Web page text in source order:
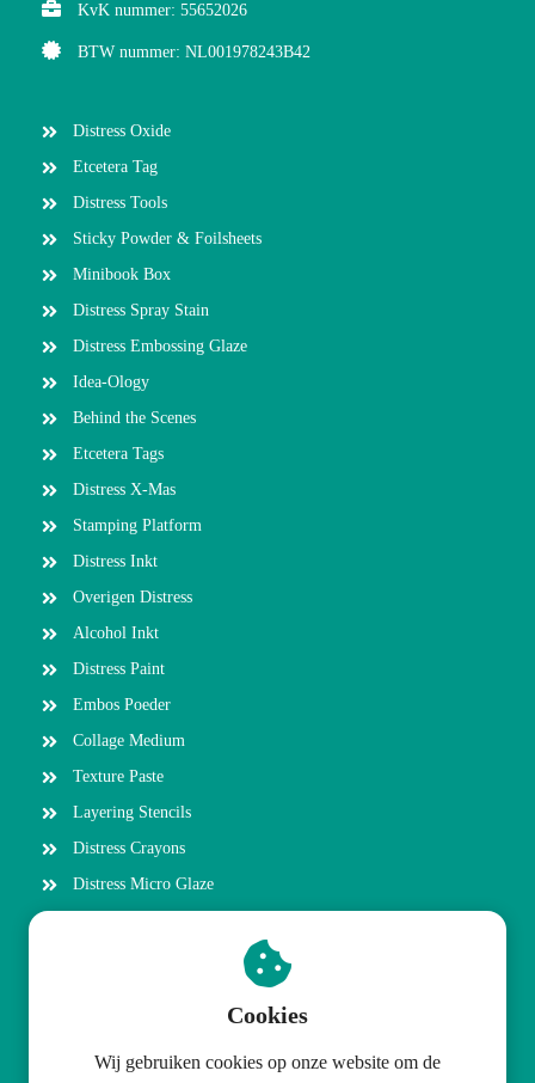
KvK nummer: 55652026
BTW nummer: NL001978243B42
Distress Oxide
Etcetera Tag
Distress Tools
Sticky Powder & Foilsheets
Minibook Box
Distress Spray Stain
Distress Embossing Glaze
Idea-Ology
Behind the Scenes
Etcetera Tags
Distress X-Mas
Stamping Platform
Distress Inkt
Overigen Distress
Alcohol Inkt
Distress Paint
Embos Poeder
Collage Medium
Texture Paste
Layering Stencils
Distress Crayons
Distress Micro Glaze
Cookies
Wij gebruiken cookies op onze website om de